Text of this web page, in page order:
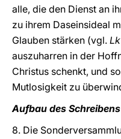
alle, die den Dienst an
zu ihrem Daseinsideal
Glauben stärken (vgl. Lk
auszuharren in der
Christus schenkt, und
Mutlosigkeit zu
Aufbau des Schreibens
8. Die